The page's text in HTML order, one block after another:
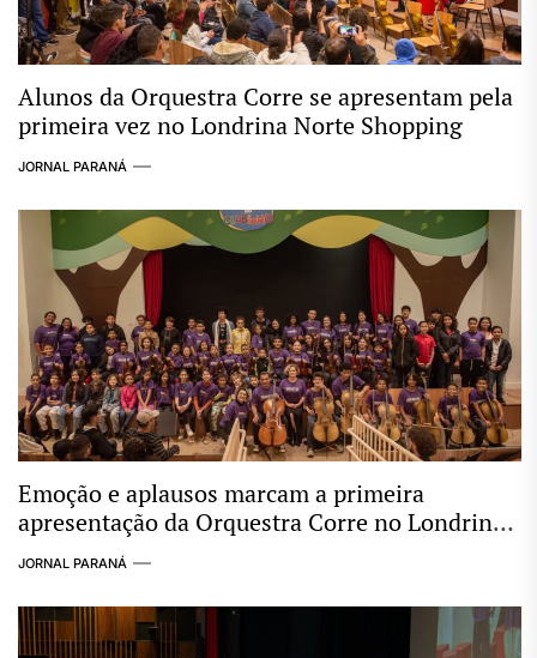
Alunos da Orquestra Corre se apresentam pela
primeira vez no Londrina Norte Shopping
JORNAL PARANÁ
Emoção e aplausos marcam a primeira
apresentação da Orquestra Corre no Londrina
Norte Shopping
JORNAL PARANÁ